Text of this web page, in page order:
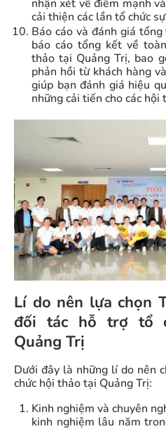
nhận xét về điểm mạnh
cải thiện các lần tổ chức
Báo cáo và đánh giá
báo cáo tổng kết về
thảo tại Quảng Trị, bao
phản hồi từ khách hàng
giúp bạn đánh giá hiệu
những cải tiến cho các
Lí do nên lựa chọn
đối tác hỗ trợ tổ
Quảng Trị
Dưới đây là những lí do nên
chức hội thảo tại Quảng Trị:
Kinh nghiệm và chuyên
kinh nghiệm lâu năm